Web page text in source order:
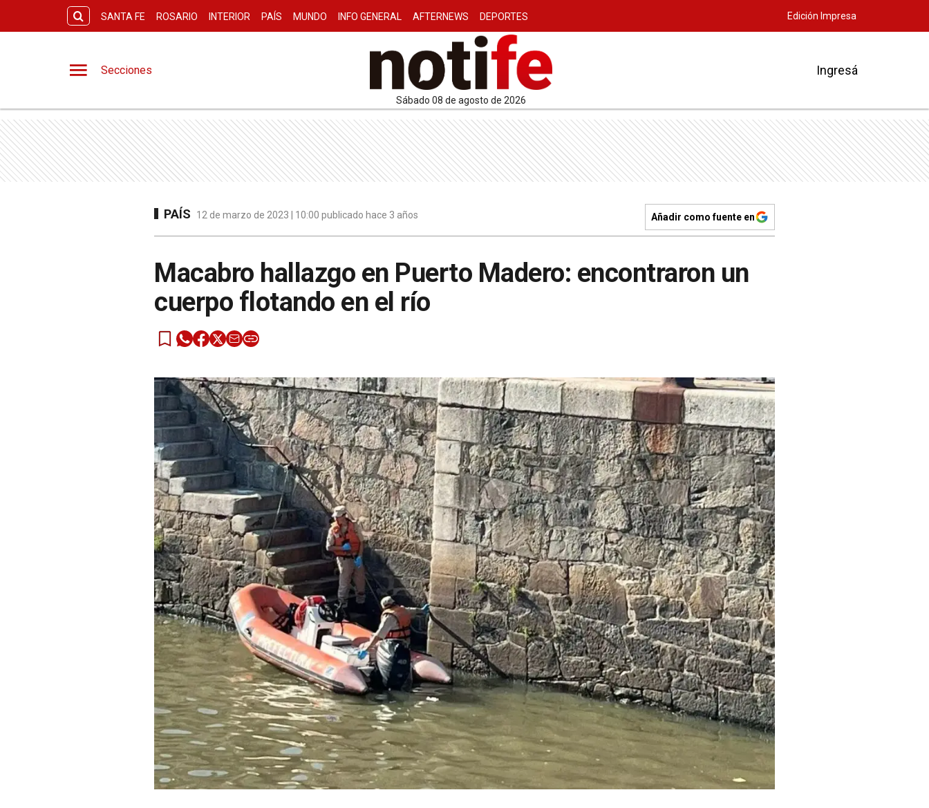
SANTA FE ROSARIO INTERIOR PAÍS MUNDO INFO GENERAL AFTERNEWS DEPORTES Edición Impresa
Secciones
sábado 08 de agosto de 2026
Ingresá
PAÍS 12 de marzo de 2023 | 10:00 publicado hace 3 años Añadir como fuente en
Macabro hallazgo en Puerto Madero: encontraron un
cuerpo flotando en el río